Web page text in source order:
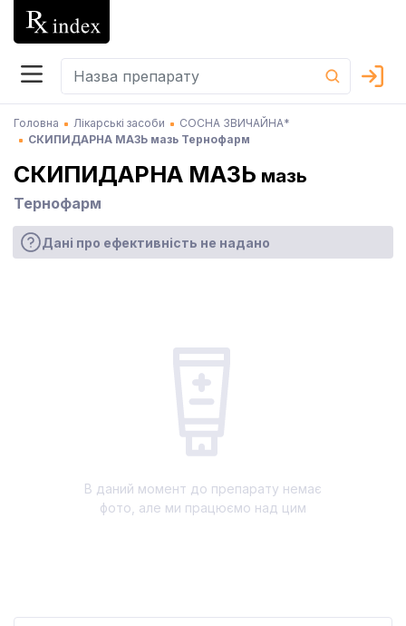
Головна Лікарські засоби
СОСНА ЗВИЧАЙНА*
СКИПИДАРНА МАЗЬ мазь Тернофарм
СКИПИДАРНА МАЗЬ мазь
Тернофарм
Дані про ефективність не надано
В даний момент до препарату немає
фото, але ми працюємо над цим